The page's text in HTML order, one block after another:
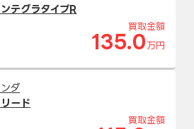
ンテグラタイプR
買取金額
135.0 万円
ダ
ード
買取金額